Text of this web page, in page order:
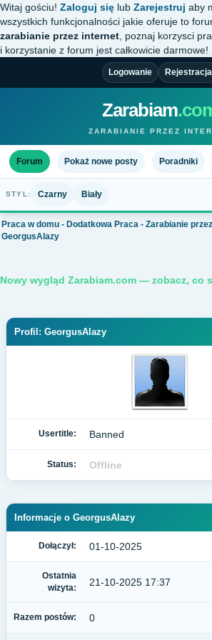
Witaj gościu! Zaloguj się lub Zarejestruj aby
wszystkich funkcjonalności jakie oferuje to
zarabianie przez internet , poznaj korzysci
i korzystanie z forum jest całkowicie darmowe!
Logowanie Rejestracja
Zarabiam
ZARABIANIE PRZEZ
Forum Pokaż nowe posty Poradniki
STYL: Czarny Biały
Praca w domu - Dodatkowa Praca - Zarabianie
GeorgusAlazy
Nowy wygląd Zarabiam.com — zobacz, co
Profil: GeorgusAlazy
Usertitle: Banned
Status: Offline
Informacje o GeorgusAlazy
Dołączył: 01-10-2025
Ostatnia
wizyta:
21-10-2025 17:37
Razem postów: 0